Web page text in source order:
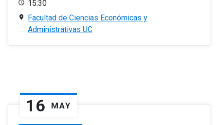
15:30
Facultad de Ciencias Económicas y
Administrativas UC
16 MAY